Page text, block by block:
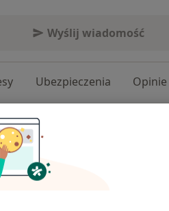
Wyślij wiadomość
Ubezpieczenia Opinie
- masażysty.
na Śląskim Uniwersytecie